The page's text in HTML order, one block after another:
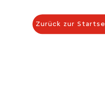
Zurück zur